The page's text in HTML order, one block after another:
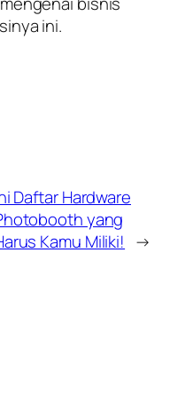
ini.
Daftar Hardware
yang
Kamu Miliki! →